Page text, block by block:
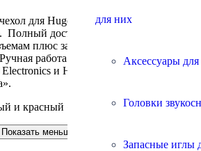
для них
Аксессуары
Головки
Запасные иглы
для Hugo2 сделан из
Полный доступ ко всем органам
плюс защита при
работа с тиснеными
и Hugo 2. Подкладка из
и красный «бычья кровь».
Показать меньше